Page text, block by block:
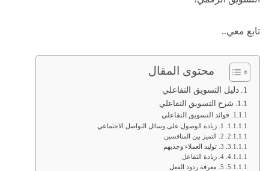
تابع معي..
محتوى المقال
دليل التسويق التفاعلي
شرح التسويق التفاعلي
فوائد التسويق التفاعلي
1. زيادة الوصول على وسائل التواصل الاجتماعي
2. التميز بين المنافسين
3. توليد العملاء وجذبهم
4. زيادة التفاعل
5. معرفة ردود الفعل